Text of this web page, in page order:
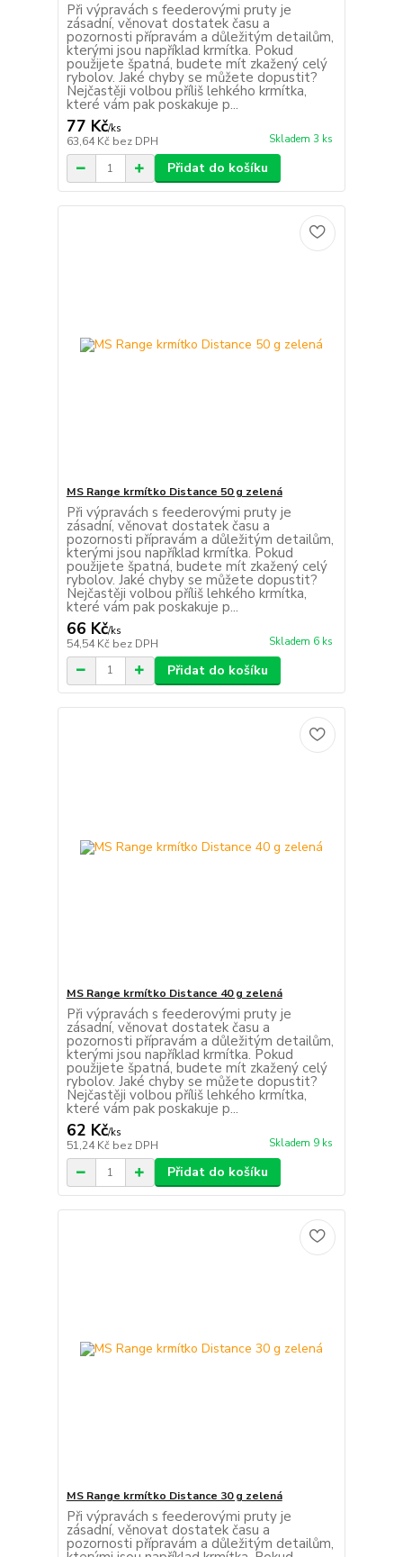
Při výpravách s feederovými pruty je
zásadní, věnovat dostatek času a
pozornosti přípravám a důležitým detailům,
kterými jsou například krmítka. Pokud
použijete špatná, budete mít zkažený celý
rybolov. Jaké chyby se můžete dopustit?
Nejčastěji volbou příliš lehkého krmítka,
které vám pak poskakuje p...
77 Kč/ks
63,64 Kč bez DPH Skladem 3 ks
Přidat do košíku
MS Range krmítko Distance 50 g zelená
Při výpravách s feederovými pruty je
zásadní, věnovat dostatek času a
pozornosti přípravám a důležitým detailům,
kterými jsou například krmítka. Pokud
použijete špatná, budete mít zkažený celý
rybolov. Jaké chyby se můžete dopustit?
Nejčastěji volbou příliš lehkého krmítka,
které vám pak poskakuje p...
66 Kč/ks
54,54 Kč bez DPH Skladem 6 ks
Přidat do košíku
MS Range krmítko Distance 40 g zelená
Při výpravách s feederovými pruty je
zásadní, věnovat dostatek času a
pozornosti přípravám a důležitým detailům,
kterými jsou například krmítka. Pokud
použijete špatná, budete mít zkažený celý
rybolov. Jaké chyby se můžete dopustit?
Nejčastěji volbou příliš lehkého krmítka,
které vám pak poskakuje p...
62 Kč/ks
51,24 Kč bez DPH Skladem 9 ks
Přidat do košíku
MS Range krmítko Distance 30 g zelená
Při výpravách s feederovými pruty je
zásadní, věnovat dostatek času a
pozornosti přípravám a důležitým detailům,